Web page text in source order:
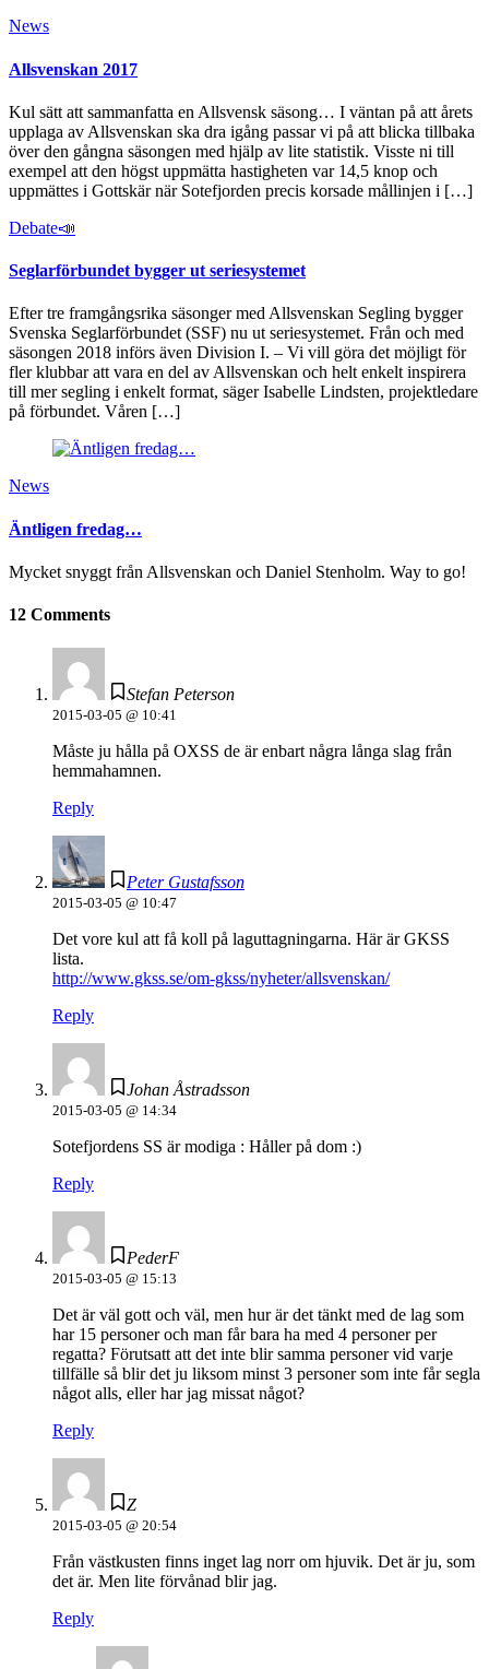
News
Allsvenskan 2017
Kul sätt att sammanfatta en Allsvensk säsong… I väntan på att årets
upplaga av Allsvenskan ska dra igång passar vi på att blicka tillbaka
över den gångna säsongen med hjälp av lite statistik. Visste ni till
exempel att den högst uppmätta hastigheten var 14,5 knop och
uppmättes i Gottskär när Sotefjorden precis korsade mållinjen i […]
Debate📣
Seglarförbundet bygger ut seriesystemet
Efter tre framgångsrika säsonger med Allsvenskan Segling bygger
Svenska Seglarförbundet (SSF) nu ut seriesystemet. Från och med
säsongen 2018 införs även Division I. – Vi vill göra det möjligt för
fler klubbar att vara en del av Allsvenskan och helt enkelt inspirera
till mer segling i enkelt format, säger Isabelle Lindsten, projektledare
på förbundet. Våren […]
News
Äntligen fredag…
Mycket snyggt från Allsvenskan och Daniel Stenholm. Way to go!
12 Comments
Stefan Peterson
2015-03-05 @ 10:41
Måste ju hålla på OXSS de är enbart några långa slag från
hemmahamnen.
Reply
Peter Gustafsson
2015-03-05 @ 10:47
Det vore kul att få koll på laguttagningarna. Här är GKSS
lista.
http://www.gkss.se/om-gkss/nyheter/allsvenskan/
Reply
Johan Åstradsson
2015-03-05 @ 14:34
Sotefjordens SS är modiga : Håller på dom :)
Reply
PederF
2015-03-05 @ 15:13
Det är väl gott och väl, men hur är det tänkt med de lag som
har 15 personer och man får bara ha med 4 personer per
regatta? Förutsatt att det inte blir samma personer vid varje
tillfälle så blir det ju liksom minst 3 personer som inte får segla
något alls, eller har jag missat något?
Reply
Z
2015-03-05 @ 20:54
Från västkusten finns inget lag norr om hjuvik. Det är ju, som
det är. Men lite förvånad blir jag.
Reply